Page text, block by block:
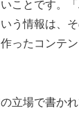
ことです。「
う情報は、
ったコンテ
立場で書か